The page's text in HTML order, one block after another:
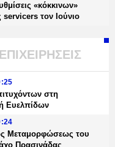
«κόκκινων»
τον Ιούνιο
ΕΠΙΧΕΙΡΗΣΕΙΣ
στη
Ευελπίδων
Μεταμορφώσεως του
Πρασινάδας